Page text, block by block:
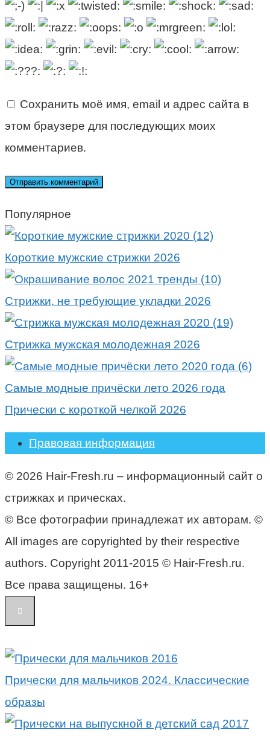
Сохранить моё имя, email и адрес сайта в
этом браузере для последующих моих
комментариев.
Популярное
Короткие мужские стрижки 2026
Стрижки, не требующие укладки 2026
Стрижка мужская молодежная 2026
Самые модные причёски лето 2026 года
Прически с короткой челкой 2026
Правовая информация
© 2026 Hair-Fresh.ru – информационный сайт о
стрижках и прическах.
© Все фотографии принадлежат их авторам. ©
All images are copyrighted by their respective
authors. Copyright 2011-2015 © Hair-Fresh.ru.
Все права защищены. 16+
Прически для мальчиков 2024. Классические
образы